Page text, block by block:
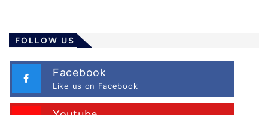
FOLLOW US
Facebook
Like us on Facebook